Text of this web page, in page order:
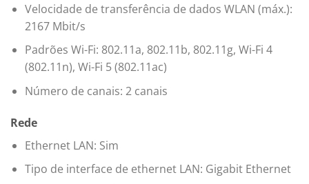
Velocidade de transferência de dados WLAN (máx.):
2167 Mbit/s
Padrões Wi-Fi: 802.11a, 802.11b, 802.11g, Wi-Fi 4
(802.11n), Wi-Fi 5 (802.11ac)
Número de canais: 2 canais
Rede
Ethernet LAN: Sim
Tipo de interface de ethernet LAN: Gigabit Ethernet